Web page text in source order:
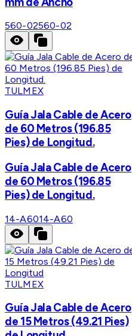
560-02560-02
TULMEX
Guía Jala Cable de Acero
de 60 Metros (196.85
Pies) de Longitud.
Guía Jala Cable de Acero
de 60 Metros (196.85
Pies) de Longitud.
14-A6014-A60
TULMEX
Guía Jala Cable de Acero
de 15 Metros (49.21 Pies)